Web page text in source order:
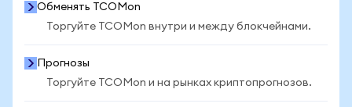
Обменять TCOMon
Торгуйте TCOMon внутри и между блокчейнами.
Прогнозы
Торгуйте TCOMon и на рынках криптопрогнозов.